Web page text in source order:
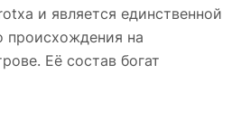
и является единственной
происхождения на
Её состав богат